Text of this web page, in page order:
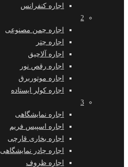
اجاره کنفرانس
2
اجاره چمن مصنوعی
اجاره چتر
اجاره آلاچیق
اجاره رقص نور
اجاره موتوربرق
اجاره کولر ایستاده
3
اجاره نمایشگاهی
اجاره اسپیس فریم
اجاره بخاری قارچی
اجاره چادر نمایشگاهی
اجاره ظروف